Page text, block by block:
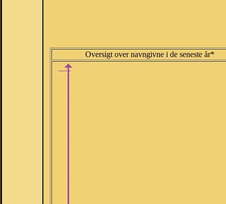
Oversigt over navngivne i de seneste år*